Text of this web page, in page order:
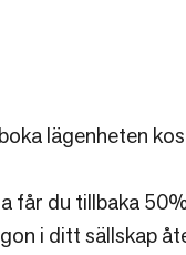
lägenheten
får du tillbaka
i ditt sällskap